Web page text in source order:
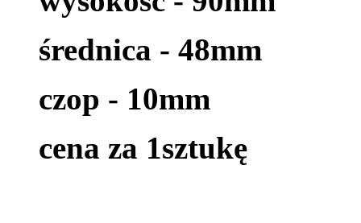
średnica - 48mm
czop - 10mm
cena za 1sztukę